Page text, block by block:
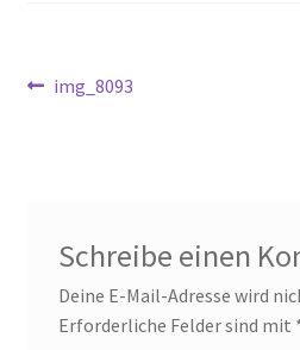
Beitragsnavigation
Vorheriger
img_8093
Schreibe einen
Deine E-Mail-Adresse wird
Erforderliche Felder sind mit